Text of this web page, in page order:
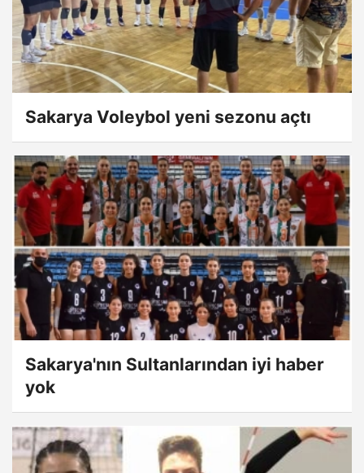
Sakarya Voleybol yeni sezonu açtı
Sakarya'nın Sultanlarından iyi haber
yok